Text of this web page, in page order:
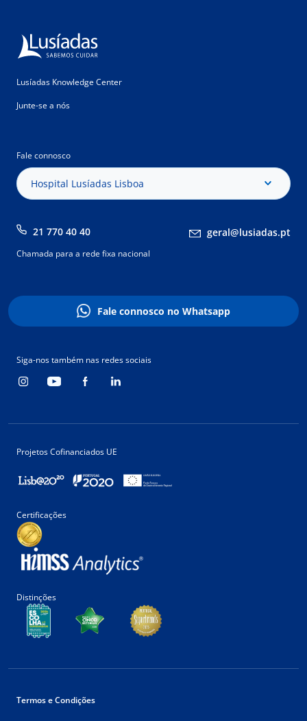
Lusíadas Knowledge Center
Junte-se a nós
Fale connosco
Hospital Lusíadas Lisboa
21 770 40 40 geral@lusiadas.pt
Chamada para a rede fixa nacional
Fale connosco no Whatsapp
Siga-nos também nas redes sociais
Projetos Cofinanciados UE
Certificações
Distinções
Termos e Condições